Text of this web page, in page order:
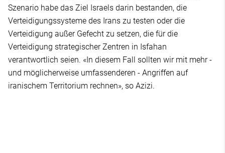
Szenario habe das Ziel Israels darin bestanden, die
Verteidigungssysteme des Irans zu testen oder die
Verteidigung außer Gefecht zu setzen, die für die
Verteidigung strategischer Zentren in Isfahan
verantwortlich seien. «In diesem Fall sollten wir mit mehr -
und möglicherweise umfassenderen - Angriffen auf
iranischem Territorium rechnen», so Azizi.